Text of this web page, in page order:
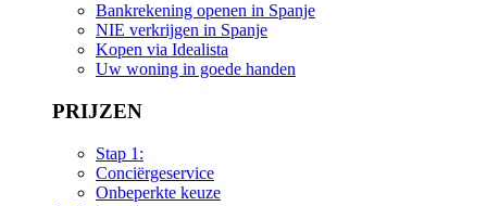
Bankrekening openen in Spanje
NIE verkrijgen in Spanje
Kopen via Idealista
Uw woning in goede handen
PRIJZEN
Stap 1:
Conciërgeservice
Onbeperkte keuze